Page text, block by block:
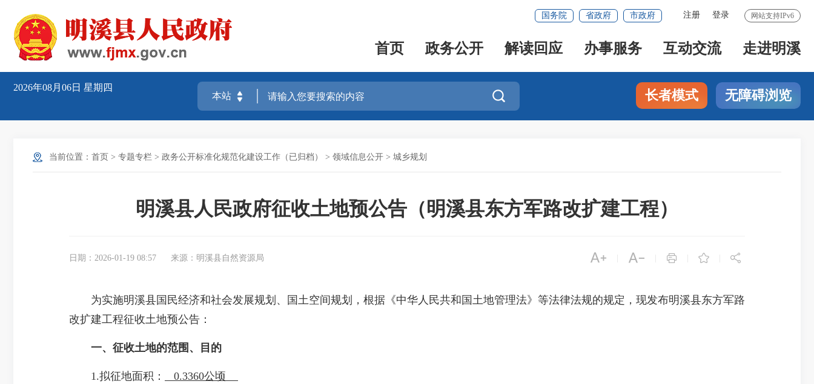
网站支持IPv6
注册 登录
国务院 省政府 市政府
首页 政务公开 解读回应 办事服务 互动交流 走进明溪
2026年08月06日 星期四
 长者模式 无障碍浏览
当前位置： 首页 > 专题专栏 > 政务公开标准化规范化建设工作（已归档） > 领域信息公开 > 城乡规划
明溪县人民政府征收土地预公告（明溪县东方军路改扩建工程）
日期：2026-01-19 08:57 来源：明溪县自然资源局     
为实施明溪县国民经济和社会发展规划、国土空间规划，根据《中华人民共和国土地管理法》等法律法规的规定，现发布明溪县东方军路
改扩建工程征收土地预公告：
一、征收土地的范围、目的
1.拟征地面积： 0.3360公顷